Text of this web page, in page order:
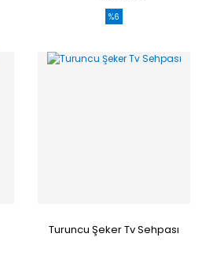
%6
Turuncu Şeker Tv Sehpası